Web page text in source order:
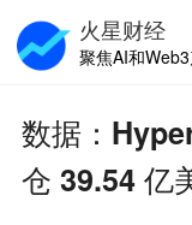
数据：
仓 39.54 亿
火星财经
聚焦AI和